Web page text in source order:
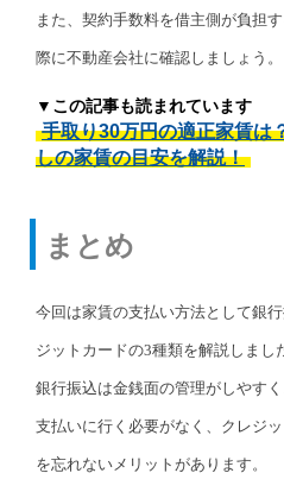
また、契約手数料を借主側が負担
際に不動産会社に確認しましょう。
▼この記事も読まれています
手取り30万円の適正家賃は
しの家賃の目安を解説！
まとめ
今回は家賃の支払い方法として銀
ジットカードの3種類を解説しまし
銀行振込は金銭面の管理がしやす
支払いに行く必要がなく、クレジ
を忘れないメリットがあります。